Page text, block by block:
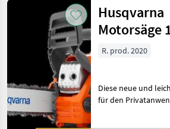
in je
Husqvarna
Motorsäge
R. prod. 2020
Diese neue und
für den